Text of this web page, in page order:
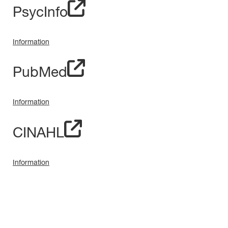
PsycInfo
Information
PubMed
Information
CINAHL
Information